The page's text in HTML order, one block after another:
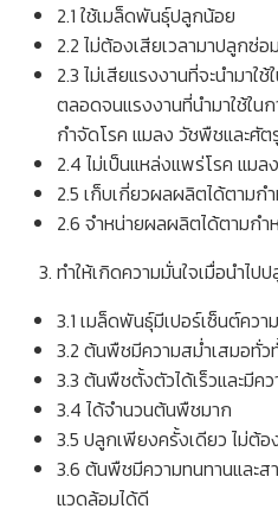
2.1 ใช้เมล็ดพันธุ์ปลูกน้อย
2.2 ไม่ต้องเสียเวลามาปลูกซ่
2.3 ไม่เสียแรงงานที่จะนำมา
ตลอดจนแรงงานที่นำมาใช้ใน
กำจัดโรค แมลง วัชพืชและศั
2.4 ไม่เป็นแหล่งแพร่โรค แม
2.5 เก็บเกี่ยวผลผลิตได้ตามก
2.6 จำหน่ายผลผลิตได้ตามกำ
ทำให้เกิดความมั่นใจเมื่อนำไป
3.1 เมล็ดพันธุ์มีเปอร์เซ็นต์คว
3.2 ต้นพืชมีความสม่ำเสมอทั่ว
3.3 ต้นพืชตั้งตัวได้เร็วและมีค
3.4 ได้จำนวนต้นพืชมาก
3.5 ปลูกเพียงครั้งเดียว ไม่ต้
3.6 ต้นพืชมีความทนทานและ
แวดล้อมได้ดี